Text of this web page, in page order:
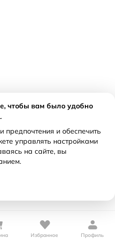
Избранное Профиль
чтобы вам было удобно
и обеспечить
управлять настройками
на сайте, вы